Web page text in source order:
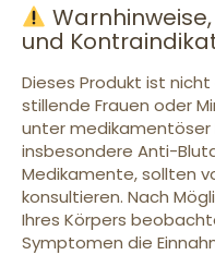
und
Dieses Produkt ist
stillende Frauen oder
unter medikamentöser
insbesondere Anti-
Medikamente, sollten
konsultieren. Nach
Ihres Körpers
Symptomen die